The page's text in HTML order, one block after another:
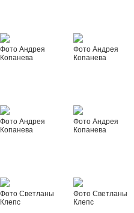
Фото Андрея
Копанева
Фото Андрея
Копанева
Фото Андрея
Копанева
Фото Андрея
Копанева
Фото Светланы
Клепс
Фото Светланы
Клепс